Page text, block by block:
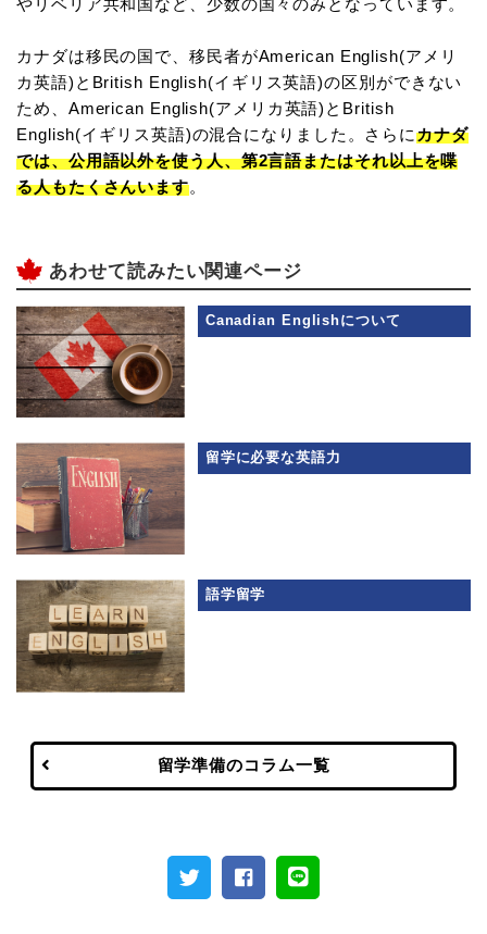
やリベリア共和国など、少数の国々のみとなっています。
カナダは移民の国で、移民者がAmerican English(アメリ
カ英語)とBritish English(イギリス英語)の区別ができない
ため、American English(アメリカ英語)とBritish
English(イギリス英語)の混合になりました。さらにカナダ
では、公用語以外を使う人、第2言語またはそれ以上を喋
る人もたくさんいます。
あわせて読みたい関連ページ
Canadian Englishについて
留学に必要な英語力
語学留学
留学準備のコラム一覧